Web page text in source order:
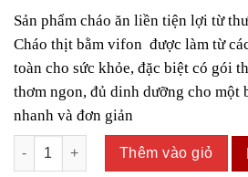
Sản phẩm cháo ăn liền tiện lợi từ
Cháo thịt bằm vifon được làm từ
toàn cho sức khỏe, đặc biệt có gói
thơm ngon, đủ dinh dưỡng cho một
nhanh và đơn giản
Cháo Vifon Thịt Bằm số lượng
Thêm vào giỏ